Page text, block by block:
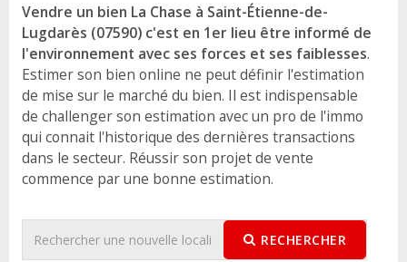
Vendre un bien La Chase à Saint-Étienne-de-
Lugdarès (07590) c'est en 1er lieu être informé de
l'environnement avec ses forces et ses faiblesses.
Estimer son bien online ne peut définir l'estimation
de mise sur le marché du bien. Il est indispensable
de challenger son estimation avec un pro de l'immo
qui connait l'historique des dernières transactions
dans le secteur. Réussir son projet de vente
commence par une bonne estimation.
RECHERCHER